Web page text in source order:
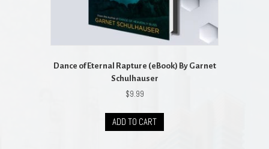
Dance of Eternal Rapture (eBook) By Garnet
Schulhauser
$9.99
ADD TO CART